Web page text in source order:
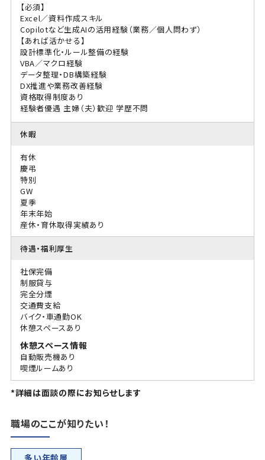
【必須】
Excel／資料作成スキル
Copilotなど生成AIの活用経験（業務／個人問わず）
【あれば活かせる】
設計標準化・ルール整備の経験
VBA／マクロ経験
データ整理・DB構築経験
DX推進や業務改善経験
資格取得制度あり
経験者優遇 主婦（夫）歓迎 学歴不問
休暇
有休
慶弔
特別
GW
夏季
年末年始
産休・育休取得実績あり
待遇・福利厚生
社保完備
制服貸与
完全分煙
交通費支給
バイク・車通勤OK
休憩スペースあり
休憩スペース情報
自動販売機あり
喫煙ルームあり
*詳細は面談の際にお知らせします
職場のここが知りたい！
多い年齢層